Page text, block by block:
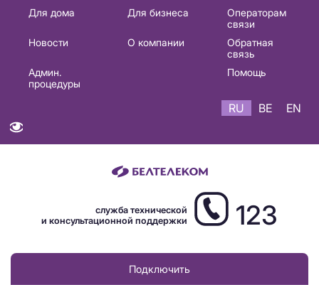
Основная
навигация
Для дома Для бизнеса
Операторам
связи
Новости
О компании
Обратная
связь
Админ.
процедуры
Помощь
RU BE EN
служба технической
и консультационной поддержки
123
Подключить